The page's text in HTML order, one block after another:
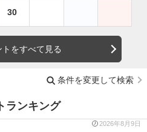
30
をすべて見る
条件を変更して検索
ランキング
2026年8月9日